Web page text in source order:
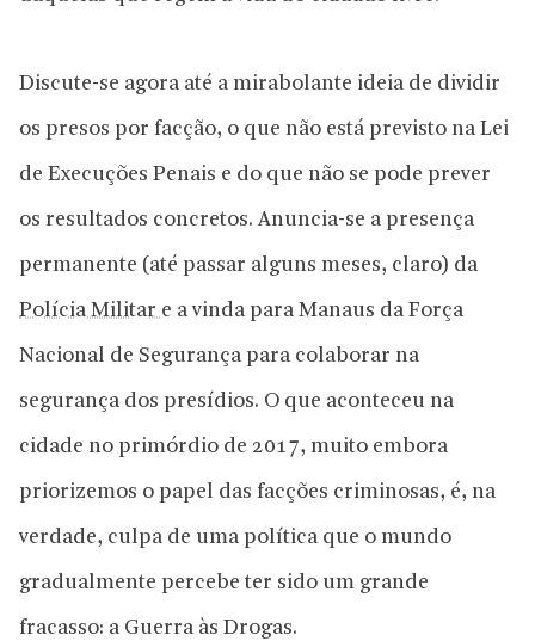
Discute-se agora até a mirabolante ideia de dividir
os presos por facção, o que não está previsto na Lei
de Execuções Penais e do que não se pode prever
os resultados concretos. Anuncia-se a presença
permanente (até passar alguns meses, claro) da
Polícia Militare a vinda para Manaus da Força
Nacional de Segurança para colaborar na
segurança dos presídios. O que aconteceu na
cidade no primórdio de 2017, muito embora
priorizemos o papel das facções criminosas, é, na
verdade, culpa de uma política que o mundo
gradualmente percebe ter sido um grande
fracasso: a Guerra às Drogas.